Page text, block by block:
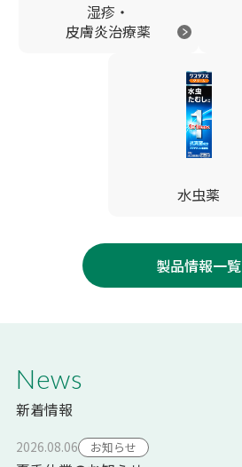
湿疹・
皮膚炎治療薬
水虫薬
製品情報一覧
News
新着情報
2026.08.06 お知らせ